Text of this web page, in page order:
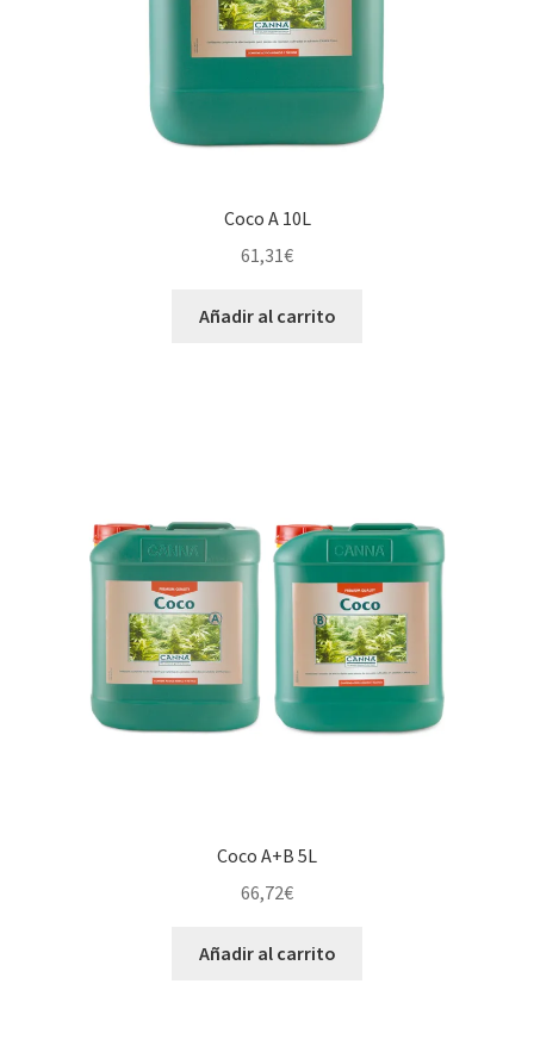
Coco A 10L
61,31€
Añadir al carrito
Coco A+B 5L
66,72€
Añadir al carrito